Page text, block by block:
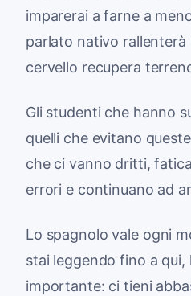
imparerai a farne a
parlato nativo rallenterà
cervello recupera
Gli studenti che hanno
quelli che evitano
che ci vanno dritti,
errori e continuano ad
Lo spagnolo vale ogni
stai leggendo fino a qui,
importante: ci tieni